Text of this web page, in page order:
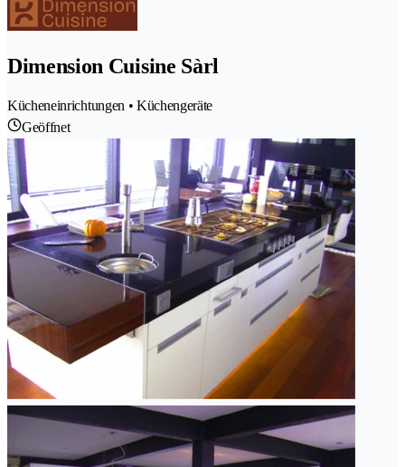
Dimension Cuisine Sàrl
Kücheneinrichtungen • Küchengeräte
Geöffnet